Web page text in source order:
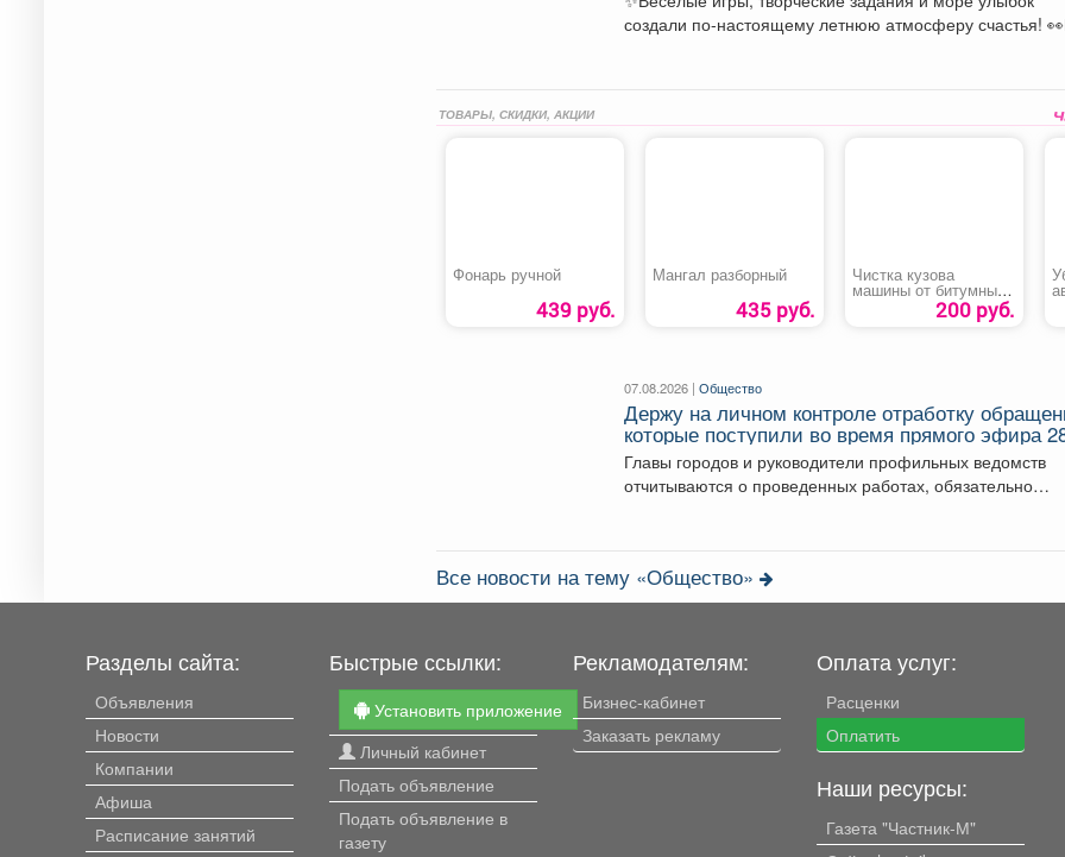
создали по-настоящему летнюю атмосферу счастья! 👀Кто
ТОВАРЫ, СКИДКИ, АКЦИИ
Фонарь ручной
439 руб.
Мангал разборный
435 руб.
Чистка кузова
машины от битумных
200 руб.
07.08.2026 |Общество
Держу на личном контроле отработку
которые поступили во время прямого эфира
июля.
Главы городов и руководители профильных ведомств
отчитываются о проведенных работах, обязательно
Все новости на тему «Общество»
Разделы сайта:
Объявления
Новости
Компании
Афиша
Расписание занятий
Быстрые ссылки:
Установить приложение
Личный кабинет
Подать объявление
Подать объявление в
газету
Рекламодателям:
Бизнес-кабинет
Заказать рекламу
Оплата услуг:
Расценки
Оплатить
Наши ресурсы:
Газета "Частник-М"